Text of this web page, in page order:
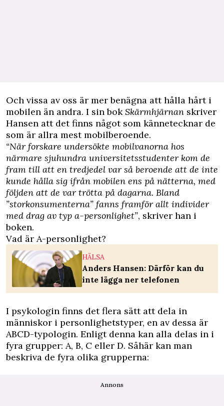
Och vissa av oss är mer benägna att hålla hårt i
mobilen än andra. I sin bokSkärmhjärnan skriver
Hansen att det finns något som kännetecknar de
som är allra mest mobilberoende.
“När forskare undersökte mobilvanorna hos
närmare sjuhundra universitetsstudenter kom de
fram till att en tredjedel var så beroende att de inte
kunde hålla sig ifrån mobilen ens på nätterna, med
följden att de var trötta på dagarna. Bland
”storkonsumenterna” fanns framför allt individer
med drag av typ a-personlighet”, skriver han i
boken.
Vad är A-personlighet?
HÄLSA
Anders Hansen: Därför kan du
inte lägga ner telefonen
I psykologin finns det flera sätt att dela in
människor i personlighetstyper, en av dessa är
ABCD-typologin. Enligt denna kan alla delas in i
fyra grupper: A, B, C eller D. Såhär kan man
beskriva de fyra olika grupperna:
Annons